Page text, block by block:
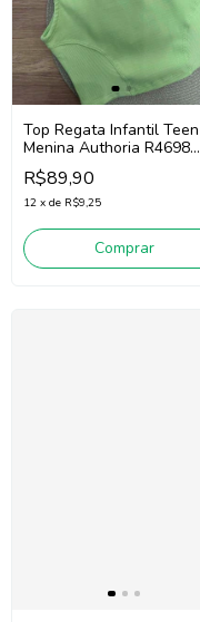
Top Regata Infantil Teen
Menina Authoria R4698
(Verde)
R$89,90
12 x de R$9,25
Comprar